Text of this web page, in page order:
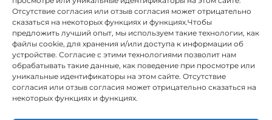
Отсутствие согласия или отзыв согласия может отрицательно
сказаться на некоторых функциях и функциях.Чтобы
предложить лучший опыт, мы используем такие технологии, как
файлы cookie, для хранения и/или доступа к информации об
устройстве. Согласие с этими технологиями позволит нам
обрабатывать такие данные, как поведение при просмотре или
уникальные идентификаторы на этом сайте. Отсутствие
согласия или отзыв согласия может отрицательно сказаться на
некоторых функциях и функциях.
INSTITUTO HISPANICO DE MURCIA, SOCIEDAD LIMITADA был
бенефициаром Европейского фонда регионального развития,
целью которого является развитие использования и качества
информационных и коммуникационных технологий и их
доступности, и благодаря которому он внедрил следующие
решения: присутствие в Интернете через его Веб-сайт.